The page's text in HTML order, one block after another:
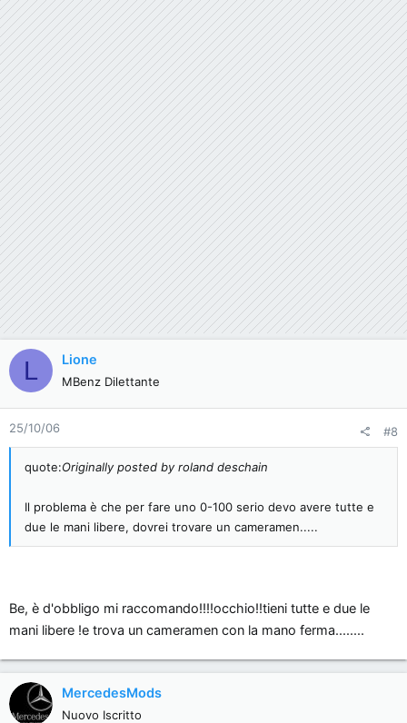
L Lione
MBenz Dilettante
25/10/06 #8
quote:Originally posted by roland deschain
Il problema è che per fare uno 0-100 serio devo avere tutte e
due le mani libere, dovrei trovare un cameramen.....
Be, è d'obbligo mi raccomando!!!!occhio!!tieni tutte e due le
mani libere !e trova un cameramen con la mano ferma........
MercedesMods
Nuovo Iscritto